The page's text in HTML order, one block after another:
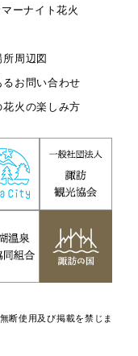
ーナイト花火
所周辺図
るお問い合わせ
花火の楽しみ方
断使用及び掲載を禁じま